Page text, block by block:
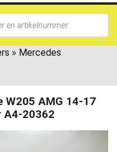
» Mercedes
W205 AMG 14-17
A4-20362